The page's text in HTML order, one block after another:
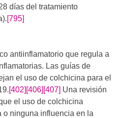
días del tratamiento
[795]
antiinflamatorio que regula a
Las guías de
el uso de colchicina para el
[402] [406] [407] ​​​​ Una revisión
el uso de colchicina
o ninguna influencia en la